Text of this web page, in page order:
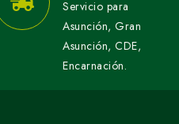
Servicio para
Asunción, Gran
Asunción, CDE,
Encarnación.